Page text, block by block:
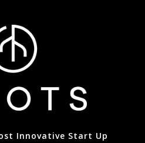
Innovative Start Up